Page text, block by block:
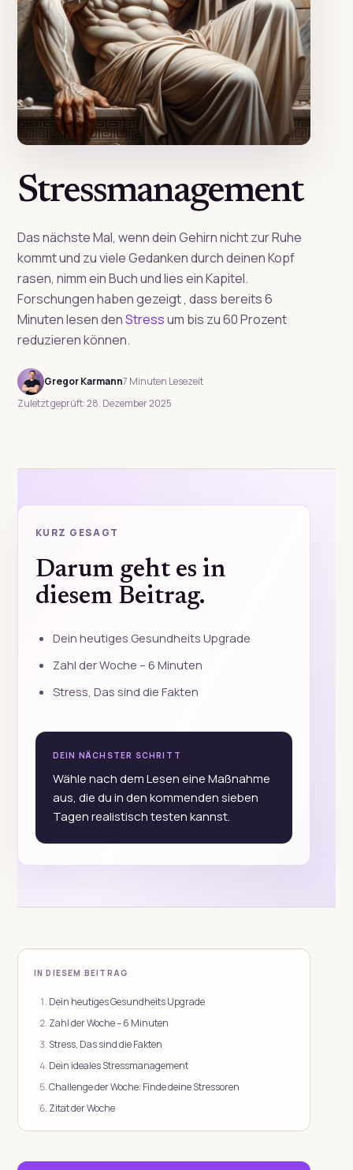
Stressmanagement
Das nächste Mal, wenn dein Gehirn nicht zur Ruhe
kommt und zu viele Gedanken durch deinen Kopf
rasen, nimm ein Buch und lies ein Kapitel.
Forschungen haben gezeigt , dass bereits 6
Minuten lesen denStressum bis zu 60 Prozent
reduzieren können.
Gregor Karmann7 Minuten Lesezeit
Zuletzt geprüft: 28. Dezember 2025
KURZ GESAGT
Darum geht es in
diesem Beitrag.
Dein heutiges Gesundheits Upgrade
Zahl der Woche – 6 Minuten
Stress, Das sind die Fakten
DEIN NÄCHSTER SCHRITT
Wähle nach dem Lesen eine Maßnahme
aus, die du in den kommenden sieben
Tagen realistisch testen kannst.
IN DIESEM BEITRAG
Dein heutiges Gesundheits Upgrade
Zahl der Woche – 6 Minuten
Stress, Das sind die Fakten
Dein ideales Stressmanagement
Challenge der Woche: Finde deine Stressoren
Zitat der Woche